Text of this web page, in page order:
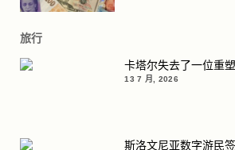
旅行
卡塔尔失去了一位重
13 7 月, 2026
斯洛文尼亚数字游民